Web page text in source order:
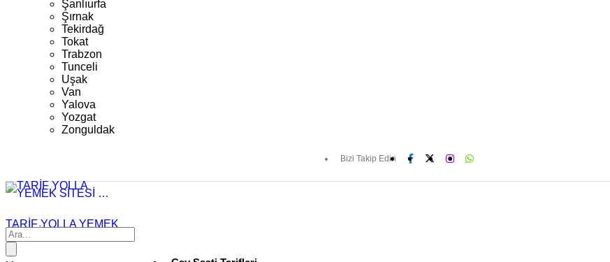
Şanlıurfa
Şırnak
Tekirdağ
Tokat
Trabzon
Tunceli
Uşak
Van
Yalova
Yozgat
Zonguldak
Bizi Takip Edin
TARİF YOLLA YEMEK
SİTESİ …